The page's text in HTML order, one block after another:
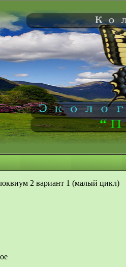
2 вариант 1 (малый цикл)